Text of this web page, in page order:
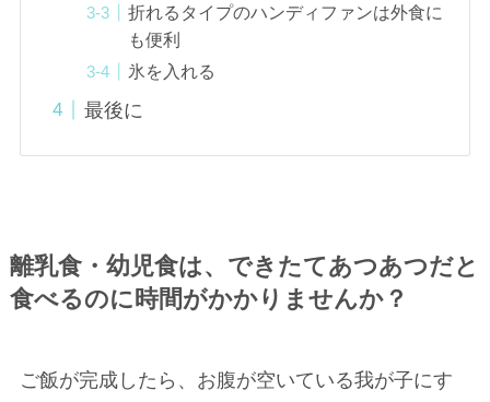
折れるタイプのハンディファンは外食に
も便利
氷を入れる
最後に
離乳食・幼児食は、できたてあつあつだと
食べるのに時間がかかりませんか？
ご飯が完成したら、お腹が空いている我が子にす